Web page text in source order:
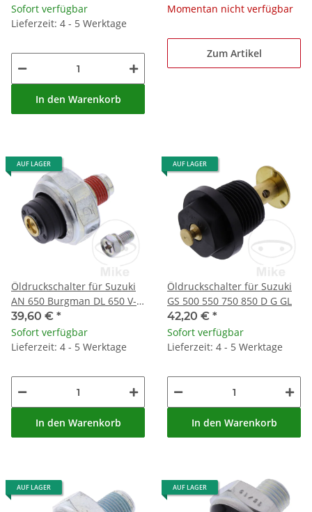
Sofort verfügbar
Lieferzeit: 4 - 5 Werktage
In den Warenkorb
Momentan nicht verfügbar
Zum Artikel
AUF LAGER
Öldruckschalter für Suzuki
AN 650 Burgman DL 650 V-
Strom
39,60 € *
Sofort verfügbar
Lieferzeit: 4 - 5 Werktage
In den Warenkorb
AUF LAGER
Öldruckschalter für Suzuki
GS 500 550 750 850 D G GL
42,20 € *
Sofort verfügbar
Lieferzeit: 4 - 5 Werktage
In den Warenkorb
AUF LAGER AUF LAGER